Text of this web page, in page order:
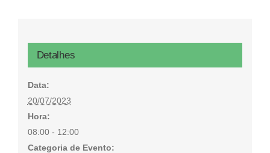
Detalhes
Data:
20/07/2023
Hora:
08:00 - 12:00
Categoria de Evento: